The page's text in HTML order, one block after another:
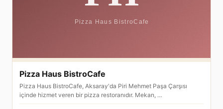
Pizza Haus BistroCafe
Pizza Haus BistroCafe, Aksaray'da Piri Mehmet Paşa Çarşısı
içinde hizmet veren bir pizza restoranıdır. Mekan, …